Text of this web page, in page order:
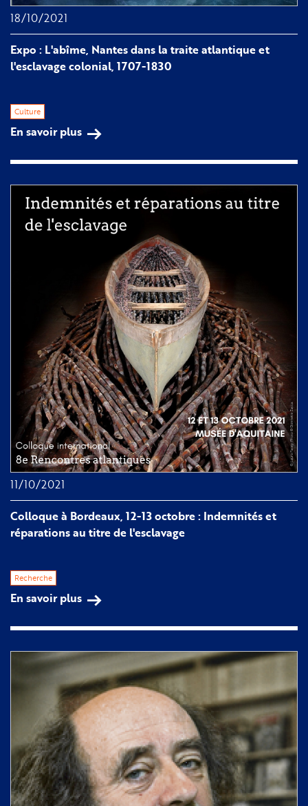
Expo : L'abîme, Nantes dans la traite atlantique et
l'esclavage colonial, 1707-1830
Culture
18/10/2021
En savoir plus sur
L'abîme,
Nantes
dans
la
traite
atlantique
l'esclavage
colonial,
1707-
1830
Colloque à Bordeaux, 12-13 octobre : Indemnités et
réparations au titre de l'esclavage
Recherche
11/10/2021
En savoir plus sur
Bordeaux, 12-
13
octobre
:
Indemnités
et
réparations
au
titre
de
l'esclavage